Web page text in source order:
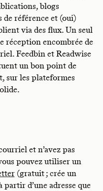
blogs
de référence et (oui)
via des flux. Un seul
réception encombrée de
Feedbin et Readwise
un bon point de
sur les plateformes
et n’avez pas
pouvez utiliser un
(gratuit ; crée un
d’une adresse que